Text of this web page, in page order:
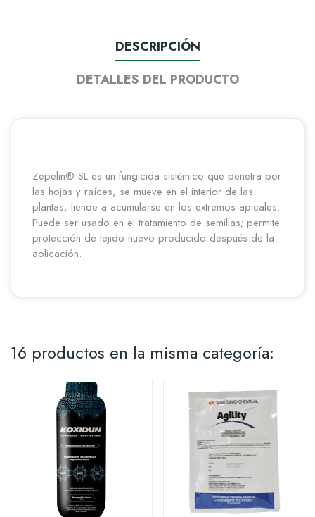
DESCRIPCIÓN
DETALLES DEL PRODUCTO
Zepelin® SL es un fungicida sistémico que penetra por
las hojas y raíces, se mueve en el interior de las
plantas, tiende a acumularse en los extremos apicales.
Puede ser usado en el tratamiento de semillas; permite
protección de tejido nuevo producido después de la
aplicación.
16 productos en la misma categoría: